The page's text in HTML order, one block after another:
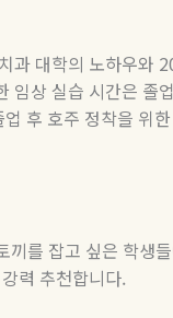
과 대학의 노하우와
임상 실습 시간은 졸
후 호주 정착을 위
끼를 잡고 싶은 학생
력 추천합니다.